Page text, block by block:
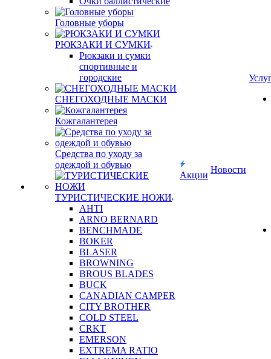
Головные уборы
РЮКЗАКИ И СУМКИ
Рюкзаки и сумки
спортивные и
городские
СНЕГОХОДНЫЕ МАСКИ
Кожгалантерея
Средства по уходу за
одеждой и обувью
ТУРИСТИЧЕСКИЕ НОЖИ
AHTI
ARNO BERNARD
BENCHMADE
BOKER
BLASER
BROWNING
BROUS BLADES
BUCK
CANADIAN CAMPER
CITY BROTHER
COLD STEEL
CRKT
EMERSON
EXTREMA RATIO
Акции
Новости